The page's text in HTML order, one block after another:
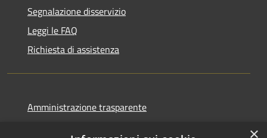
Segnalazione disservizio
Leggi le FAQ
Richiesta di assistenza
Amministrazione trasparente
×